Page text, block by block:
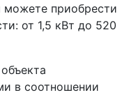
можете приобрести
от 1,5 кВт до 520
в соотношении